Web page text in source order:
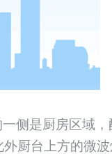
侧是厨房区域
外厨台上方的微波